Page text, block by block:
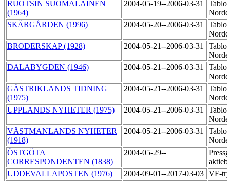
RUOTSIN SUOMALAINEN
(1964)
2004-05-19--2006-03-31
SKÄRGÅRDEN (1996)
2004-05-20--2006-03-31
BRODERSKAP (1928)
2004-05-21--2006-03-31
DALABYGDEN (1946)
2004-05-21--2006-03-31
GÄSTRIKLANDS TIDNING
(1975)
2004-05-21--2006-03-31
UPPLANDS NYHETER (1975)
2004-05-21--2006-03-31
VÄSTMANLANDS NYHETER
(1918)
2004-05-21--2006-03-31
ÖSTGÖTA
CORRESPONDENTEN (1838)
2004-05-29--
UDDEVALLAPOSTEN (1976)
2004-09-01--2017-03-03 VF-